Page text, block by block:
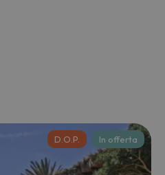
D.O.P. In offerta